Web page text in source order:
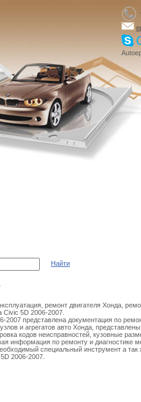
Найти
ремонт двигателя Хонда,
Civic 5D 2006-2007.
2007 представлена документация по
и агрегатов авто Хонда,
кодов неисправностей, кузовные
информация по ремонту и диагностике
специальный инструмент а
2006-2007.